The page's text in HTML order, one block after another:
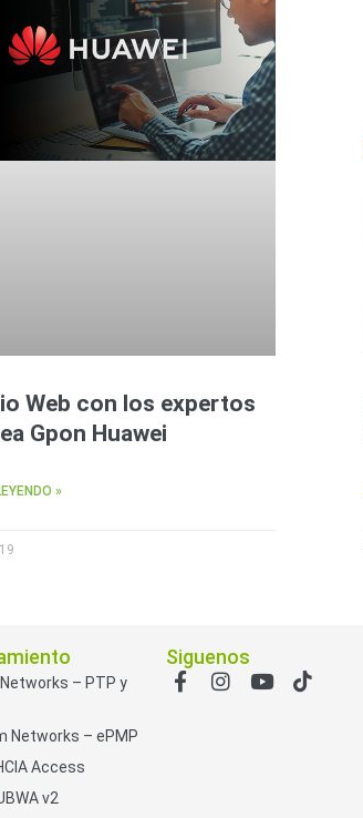
Web con los expertos
Gpon Huawei
»
– PTP y
Networks – ePMP
Access
v2
Siguenos